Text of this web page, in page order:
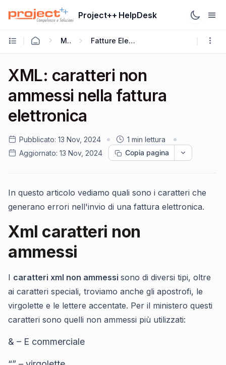
Project++ HelpDesk
Mago4 Fatture Elettroniche Emesse
XML: caratteri non
ammessi nella fattura
elettronica
Pubblicato: 13 Nov, 2024
1 min lettura
Aggiornato: 13 Nov, 2024 Copia pagina
In questo articolo vediamo quali sono i caratteri che
generano errori nell'invio di una fattura elettronica.
Xml caratteri non
ammessi
I caratteri xml non ammessi sono di diversi tipi, oltre
ai caratteri speciali, troviamo anche gli apostrofi, le
virgolette e le lettere accentate. Per il ministero questi
caratteri sono quelli non ammessi più utilizzati:
& – E commerciale